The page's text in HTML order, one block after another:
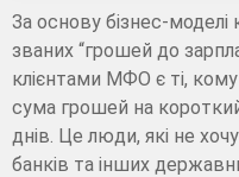
За основу бізнес-моделі
званих “грошей до
клієнтами МФО є ті,
сума грошей на
днів. Це люди, які не
банків та інших